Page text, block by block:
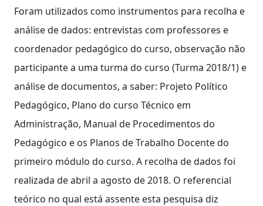
Foram utilizados como instrumentos para recolha e
análise de dados: entrevistas com professores e
coordenador pedagógico do curso, observação não
participante a uma turma do curso (Turma 2018/1) e
análise de documentos, a saber: Projeto Político
Pedagógico, Plano do curso Técnico em
Administração, Manual de Procedimentos do
Pedagógico e os Planos de Trabalho Docente do
primeiro módulo do curso. A recolha de dados foi
realizada de abril a agosto de 2018. O referencial
teórico no qual está assente esta pesquisa diz